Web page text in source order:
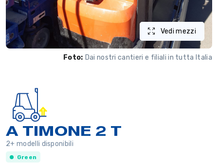
Vedi mezzi
Foto: Dai nostri cantieri e filiali in tutta Italia
A TIMONE 2 T
2+ modelli disponibili
Green